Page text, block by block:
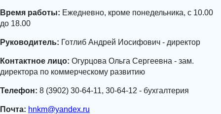
Время работы: Ежедневно, кроме понедельника, с 10.00
до 18.00
Руководитель: Готлиб Андрей Иосифович - директор
Контактное лицо: Огурцова Ольга Сергеевна - зам.
директора по коммерческому развитию
Телефон: 8 (3902) 30-64-11, 30-64-12 - бухгалтерия
Почта: hnkm@yandex.ru